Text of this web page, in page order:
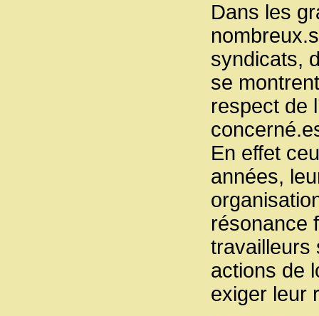
Dans les
syndicats,
se
respect de
En effet
années,
résonance
travailleurs
actions de
exiger leur